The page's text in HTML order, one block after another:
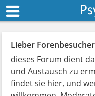
Lieber Forenbesucher
dieses Forum dient
und Austausch zu
findet sie hier, und